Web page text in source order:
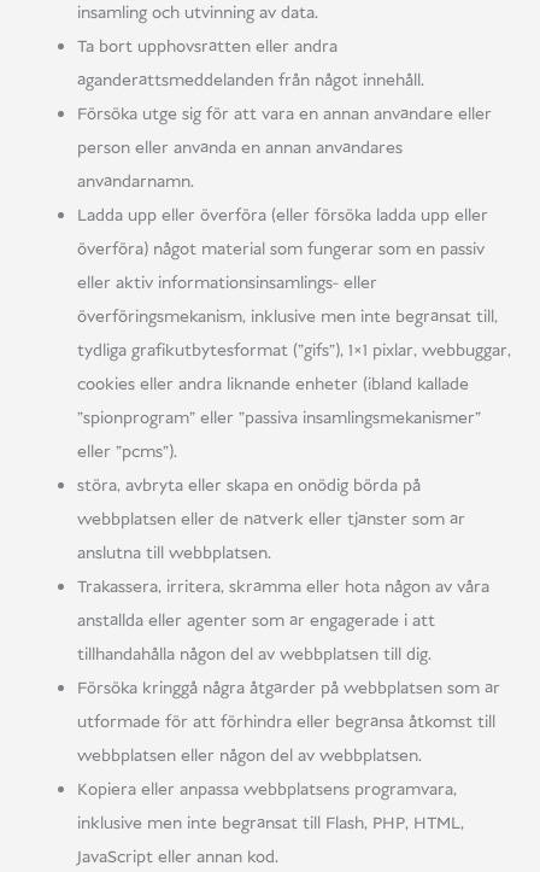
insamling och utvinning av data.
Ta bort upphovsrätten eller andra
äganderättsmeddelanden från något innehåll.
Försöka utge sig för att vara en annan användare eller
person eller använda en annan användares
användarnamn.
Ladda upp eller överföra (eller försöka ladda upp eller
överföra) något material som fungerar som en passiv
eller aktiv informationsinsamlings- eller
överföringsmekanism, inklusive men inte begränsat till,
tydliga grafikutbytesformat ("gifs"), 1×1 pixlar, webbuggar,
cookies eller andra liknande enheter (ibland kallade
"spionprogram" eller "passiva insamlingsmekanismer"
eller "pcms").
störa, avbryta eller skapa en onödig börda på
webbplatsen eller de nätverk eller tjänster som är
anslutna till webbplatsen.
Trakassera, irritera, skrämma eller hota någon av våra
anställda eller agenter som är engagerade i att
tillhandahålla någon del av webbplatsen till dig.
Försöka kringgå några åtgärder på webbplatsen som är
utformade för att förhindra eller begränsa åtkomst till
webbplatsen eller någon del av webbplatsen.
Kopiera eller anpassa webbplatsens programvara,
inklusive men inte begränsat till Flash, PHP, HTML,
JavaScript eller annan kod.